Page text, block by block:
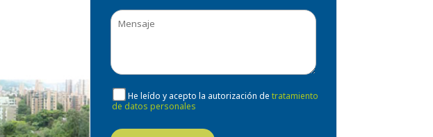
He leído y acepto la autorización de tratamiento
de datos personales